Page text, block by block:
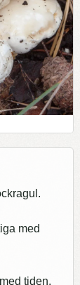
med
tiden,